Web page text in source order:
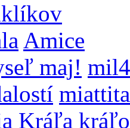
Amice
maj!
miattita
Kráľa